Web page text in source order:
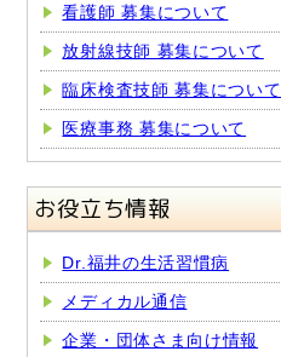
看護師 募集について
放射線技師 募集について
臨床検査技師 募集について
医療事務 募集について
お役立ち情報
Dr.福井の生活習慣病
メディカル通信
企業・団体さま向け情報